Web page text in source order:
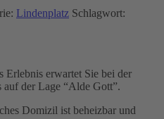
Lindenplatz Schlagwort:
Erlebnis erwartet Sie bei der
auf der Lage “Alde Gott”.
Domizil ist beheizbar und